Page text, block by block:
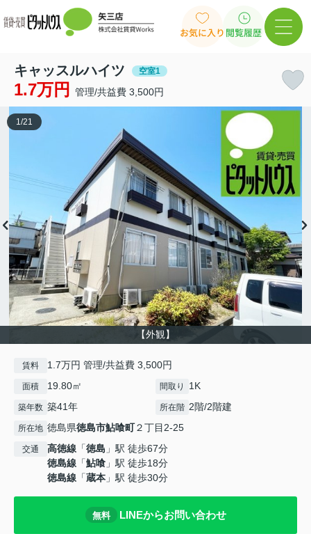
お気に入り 閲覧履歴
キャッスルハイツ 空室1
1.7万円 管理/共益費 3,500円
【外観】
1/21
賃料 1.7万円 管理/共益費 3,500円
面積 19.80㎡ 間取り 1K
築年数 築41年 所在階 2階/2階建
所在地 徳島県徳島市鮎喰町２丁目2-25
交通 高徳線 「徳島 」駅 徒歩67分
徳島線 「鮎喰 」駅 徒歩18分
徳島線 「蔵本 」駅 徒歩30分
無料 LINEからお問い合わせ